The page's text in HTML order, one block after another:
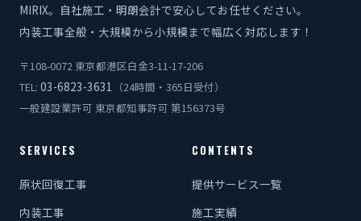
MIRIX。自社施工・明朗会計で安心してお任せください。
内装工事全般・大規模から小規模まで幅広く対応します！
〒108-0072 東京都港区白金3-11-17-206
TEL: 03-6823-3631
（24時間・365日受付）
一般建設業許可 東京都知事許可 第156373号
SERVICES
原状回復工事
内装工事
CONTENTS
提供サービス一覧
施工実績